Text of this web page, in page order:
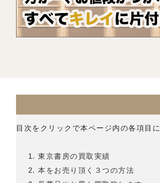
目次をクリックで本ページ内の各項目
東京書房の買取実績
本をお売り頂く３つの方法